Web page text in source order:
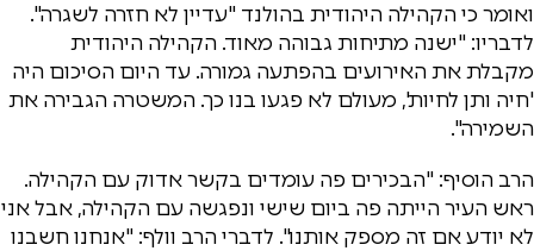
ואומר כי הקהילה היהודית בהולנד "עדיין לא חזרה לשגרה".
לדבריו: "ישנה מתיחות גבוהה מאוד. הקהילה היהודית
מקבלת את האירועים בהפתעה גמורה. עד היום הסיכום היה
'חיה ותן לחיות', מעולם לא פגעו בנו כך. המשטרה הגבירה את
השמירה".
הרב הוסיף: "הבכירים פה עומדים בקשר אדוק עם הקהילה.
ראש העיר הייתה פה ביום שישי ונפגשה עם הקהילה, אבל אני
לא יודע אם זה מספק אותנו". לדברי הרב וולף: "אנחנו חשבנו